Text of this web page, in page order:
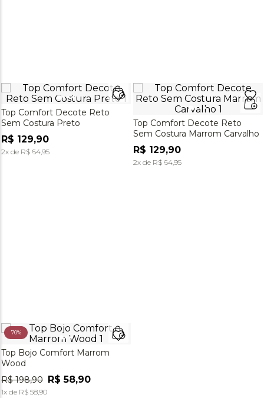
Top Comfort Decote Reto
Sem Costura Preto
R$ 129,90
2x de R$ 64,95
Top Comfort Decote Reto
Sem Costura Marrom Carvalho
R$ 129,90
2x de R$ 64,95
70%
Top Bojo Comfort Marrom
Wood
R$ 198,90 R$ 58,90
1x de R$ 58,90